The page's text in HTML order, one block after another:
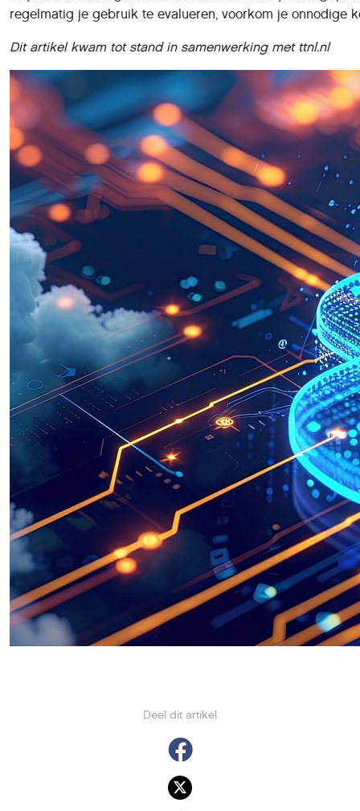
Deel dit artikel
regelmatig je gebruik te evalueren, voorkom je onnodige
Dit artikel kwam tot stand in samenwerking met ttnl.nl